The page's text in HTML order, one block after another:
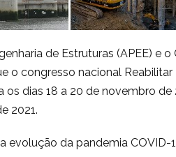
de Estruturas (APEE) e
o congresso nacional
os dias 18 a 20 de novembro
2021.
evolução da pandemia COVID-